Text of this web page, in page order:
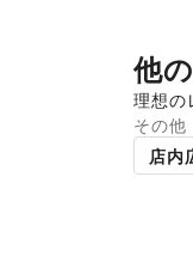
他
理想の
ショ
その他
店内